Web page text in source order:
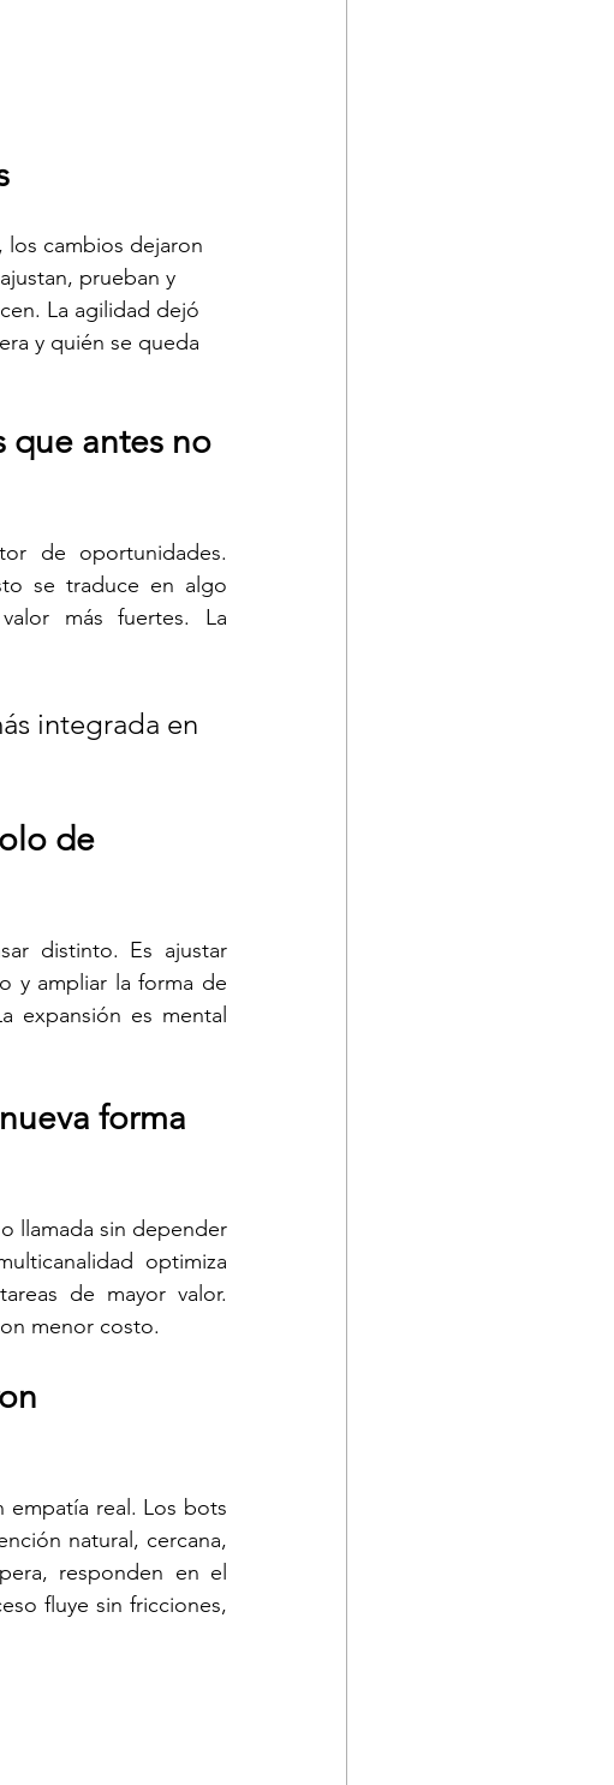
los cambios dejaron
prueban y
La agilidad dejó
y quién se queda
que antes no
de oportunidades.
se traduce en algo
más fuertes. La
integrada en
de
distinto. Es ajustar
y ampliar la forma de
expansión es mental
forma
llamada sin depender
optimiza
de mayor valor.
menor costo.
empatía real. Los bots
natural, cercana,
responden en el
fluye sin fricciones,